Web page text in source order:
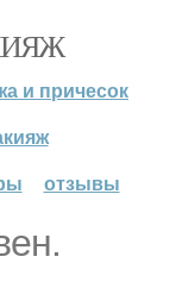
и причесок
отзывы